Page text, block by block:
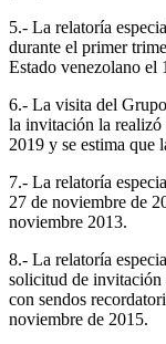
5.- La relatoría
durante el primer
Estado venezolano el
6.- La visita del
la invitación la realizó
2019 y se estima que
7.- La relatoría
27 de noviembre de
noviembre 2013.
8.- La relatoría
solicitud de invitación
con sendos
noviembre de 2015.